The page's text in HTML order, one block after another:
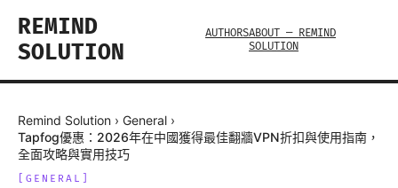
REMIND
SOLUTION
AUTHORSABOUT — REMIND
SOLUTION
Remind Solution › General ›
Tapfog優惠：2026年在中國獲得最佳翻牆VPN折扣與使用指南，
全面攻略與實用技巧
GENERAL